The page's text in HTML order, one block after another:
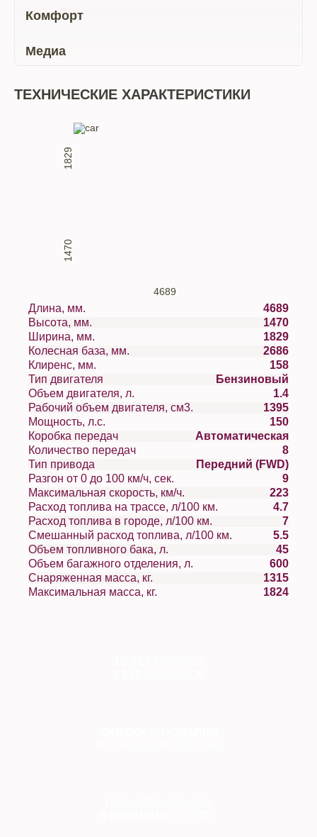
Комфорт
Медиа
ТЕХНИЧЕСКИЕ ХАРАКТЕРИСТИКИ
4689
1470
1829
Длина, мм.
4689
Высота, мм.
1470
Ширина, мм.
1829
Колесная база, мм.
2686
Клиренс, мм.
158
Тип двигателя
Бензиновый
Объем двигателя, л.
1.4
Рабочий объем двигателя, см3.
1395
Мощность, л.с.
150
Коробка передач
Автоматическая
Количество передач
8
Тип привода
Передний (FWD)
Разгон от 0 до 100 км/ч, сек.
9
Максимальная скорость, км/ч.
223
Расход топлива на трассе, л/100 км.
4.7
Расход топлива в городе, л/100 км.
7
Смешанный расход топлива, л/100 км.
5.5
Объем топливного бака, л.
45
Объем багажного отделения, л.
600
Снаряженная масса, кг.
1315
Максимальная масса, кг.
1824